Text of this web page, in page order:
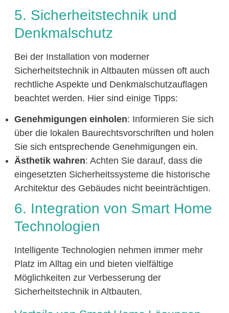
5. Sicherheitstechnik und
Denkmalschutz
Bei der Installation von moderner
Sicherheitstechnik in Altbauten müssen oft auch
rechtliche Aspekte und Denkmalschutzauflagen
beachtet werden. Hier sind einige Tipps:
Genehmigungen einholen: Informieren Sie sich
über die lokalen Baurechtsvorschriften und holen
Sie sich entsprechende Genehmigungen ein.
Ästhetik wahren: Achten Sie darauf, dass die
eingesetzten Sicherheitssysteme die historische
Architektur des Gebäudes nicht beeinträchtigen.
6. Integration von Smart Home
Technologien
Intelligente Technologien nehmen immer mehr
Platz im Alltag ein und bieten vielfältige
Möglichkeiten zur Verbesserung der
Sicherheitstechnik in Altbauten.